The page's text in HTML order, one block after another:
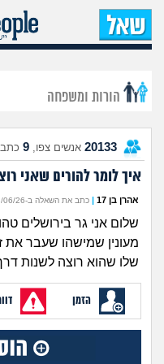
הורות ומשפחה
20133 אנשים צפו, 9
איך לומר להורים שאני
אהרן בן 17 | כתב את השאלה ב-18/06/26 בשעה 16:11
שלום אני גר בירושלים
מעונין שמישהו שעבר את
שלו שהוא רוצה לשנות
הזמן